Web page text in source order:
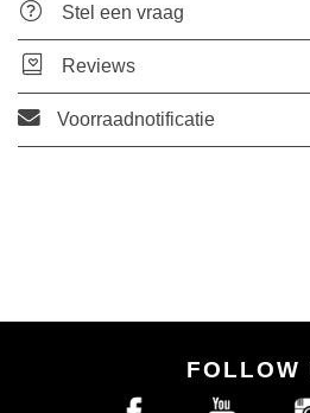
Stel een vraag
Reviews
Voorraadnotificatie
FOLLOW